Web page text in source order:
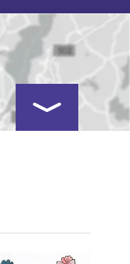
Kartenansicht